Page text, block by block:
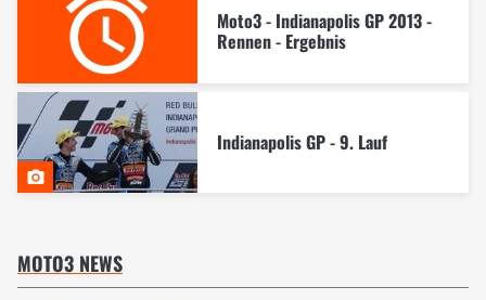
Moto3 - Indianapolis GP 2013 -
Rennen - Ergebnis
Indianapolis GP - 9. Lauf
MOTO3 NEWS